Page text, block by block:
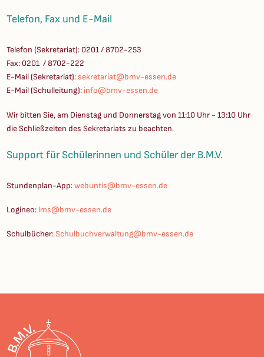
Telefon, Fax und E-Mail
Telefon (Sekretariat): 0201 / 8702-253
Fax: 0201 / 8702-222
E-Mail (Sekretariat):sekretariat@bmv-essen.de
E-Mail (Schulleitung): info@bmv-essen.de
Wir bitten Sie, am Dienstag und Donnerstag von 11:10 Uhr - 13:10 Uhr
die Schließzeiten des Sekretariats zu beachten.
Support für Schülerinnen und Schüler der B.M.V.
Stundenplan-App:webuntis@bmv-essen.de
Logineo: lms@bmv-essen.de
Schulbücher:Schulbuchverwaltung@bmv-essen.de